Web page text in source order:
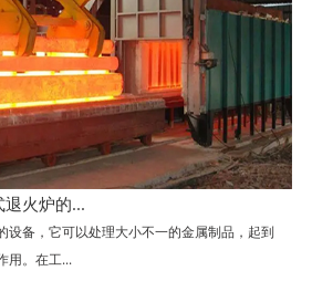
火炉的...
设备，它可以处理大小不一的金属制品，起到
用。在工...